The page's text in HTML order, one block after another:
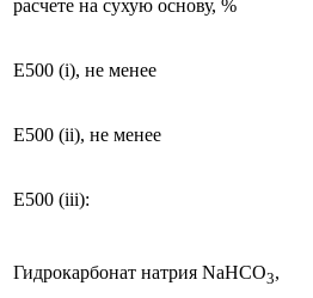
расчете на сухую основу, %
Е500 (i), не менее
Е500 (ii), не менее
Е500 (iii):
Гидрокарбонат натрия NaHCO3,